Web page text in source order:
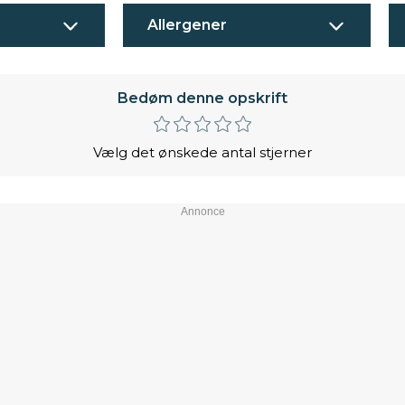
Allergener
Bedøm denne opskrift
Vælg det ønskede antal stjerner